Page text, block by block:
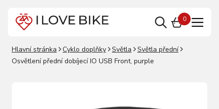
0
Hlavní stránka Cyklo doplňky Světla
Světla přední
Osvětlení přední dobíjecí IO USB Front, purple